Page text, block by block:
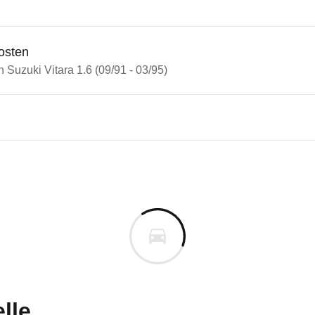
Suzuki Vitara 1.6 (09/91 - 03/95)
Lassen Sie uns gerne wissen, wenn Sie